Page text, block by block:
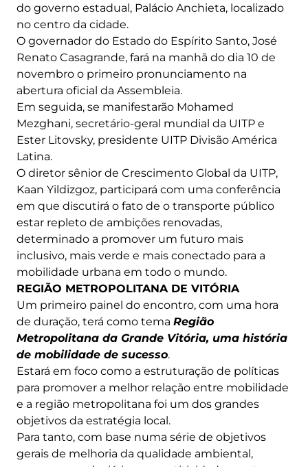
do governo estadual, Palácio Anchieta, localizado
no centro da cidade.
O governador do Estado do Espírito Santo, José
Renato Casagrande, fará na manhã do dia 10 de
novembro o primeiro pronunciamento na
abertura oficial da Assembleia.
Em seguida, se manifestarão Mohamed
Mezghani, secretário-geral mundial da UITP e
Ester Litovsky, presidente UITP Divisão América
Latina.
O diretor sênior de Crescimento Global da UITP,
Kaan Yildizgoz, participará com uma conferência
em que discutirá o fato de o transporte público
estar repleto de ambições renovadas,
determinado a promover um futuro mais
inclusivo, mais verde e mais conectado para a
mobilidade urbana em todo o mundo.
REGIÃO METROPOLITANA DE VITÓRIA
Um primeiro painel do encontro, com uma hora
de duração, terá como tema Região
Metropolitana da Grande Vitória, uma história
de mobilidade de sucesso.
Estará em foco como a estruturação de políticas
para promover a melhor relação entre mobilidade
e a região metropolitana foi um dos grandes
objetivos da estratégia local.
Para tanto, com base numa série de objetivos
gerais de melhoria da qualidade ambiental,